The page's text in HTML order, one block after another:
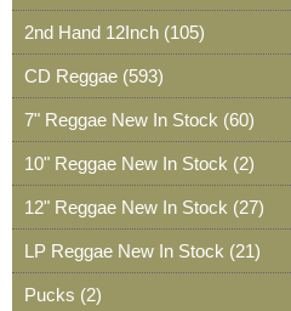
2nd Hand 12Inch (105)
CD Reggae (593)
7" Reggae New In Stock (60)
10" Reggae New In Stock (2)
12" Reggae New In Stock (27)
LP Reggae New In Stock (21)
Pucks (2)